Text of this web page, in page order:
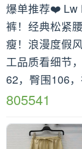
爆单推荐❤️ Lw
裤！经典松紧
瘦！浪漫度假
工品质看细节
62，臀围106，
805541